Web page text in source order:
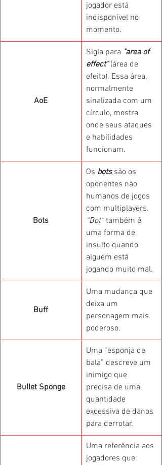
jogador está
indisponível no
momento.
AoE
Sigla para "area of
effect" (área de
efeito). Essa área,
normalmente
sinalizada com um
círculo, mostra
onde seus ataques
e habilidades
funcionam.
Bots
Os bots são os
oponentes não
humanos de jogos
com multiplayers.
“Bot” também é
uma forma de
insulto quando
alguém está
jogando muito mal.
Buff
Uma mudança que
deixa um
personagem mais
poderoso.
Bullet Sponge
Uma “esponja de
bala” descreve um
inimigo que
precisa de uma
quantidade
excessiva de danos
para derrotar.
Uma referência aos
jogadores que